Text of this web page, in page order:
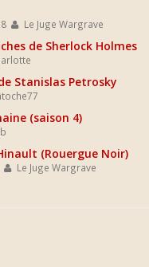
Le Juge Wargrave
de Sherlock Holmes
Stanislas Petrosky
(saison 4)
(Rouergue Noir)
Le Juge Wargrave